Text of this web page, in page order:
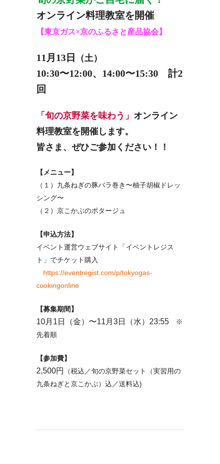
オンライン料理教室を開催
【東京ガス×京のふるさと産品協会】
11月13日 （土）
10:30〜12:00、14:00〜15:30 計2
回
「旬の京野菜を味わう」 オンライン
料理教室を開催します。
皆さま、ぜひご参加ください！！
【メニュー】
（１）九条ねぎの豚バラ巻き〜柚子胡椒ドレッ
シング〜
（２）京こかぶのポタージュ
【申込方法】
イベント運営ウェブサイト「イベントレジス
ト」でチケット購入
https://eventregist.com/p/tokyogas-
cookingonline
【募集期間】
10月1日（金）〜11月3日（水）23:55 ※
先着順
【参加費】
2,500円
（税込／旬の京野菜セット（実習用の
九条ねぎと京こかぶ）込／送料込)